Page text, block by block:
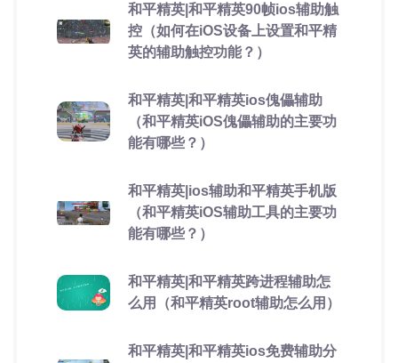
和平精英|和平精英90帧ios辅助触
控（如何在iOS设备上设置和平精
英的辅助触控功能？）
和平精英|和平精英ios傀儡辅助
（和平精英iOS傀儡辅助的主要功
能有哪些？）
和平精英|ios辅助和平精英手机版
（和平精英iOS辅助工具的主要功
能有哪些？）
和平精英|和平精英跨进程辅助怎
么用（和平精英root辅助怎么用）
和平精英|和平精英ios免费辅助分